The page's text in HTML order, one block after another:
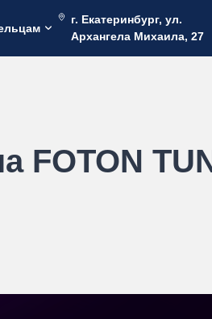
г. Екатеринбург, ул.
Архангела Михаила, 27
FOTON